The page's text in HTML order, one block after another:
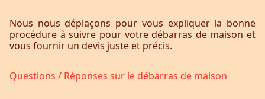
Nous nous déplaçons pour vous expliquer la bonne
procédure à suivre pour votre débarras de maison et
vous fournir un devis juste et précis.
Questions / Réponses sur le débarras de maison